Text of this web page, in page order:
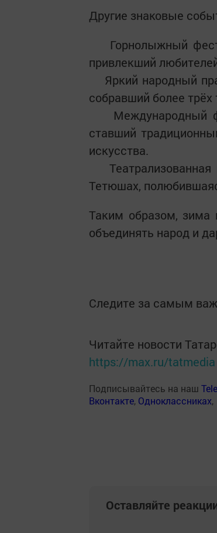
Другие знаковые
Горнолыжный
привлекший
Яркий народный
собравший более трёх
Международный
ставший
искусства.
Театрализованная
Тетюшах,
Таким образом, зима
объединять народ и
Следите за самым
Читайте новости
https://max.ru/tatmedia
Подписывайтесь на наш
Вконтакте, Одноклассниках,
Оставляйте